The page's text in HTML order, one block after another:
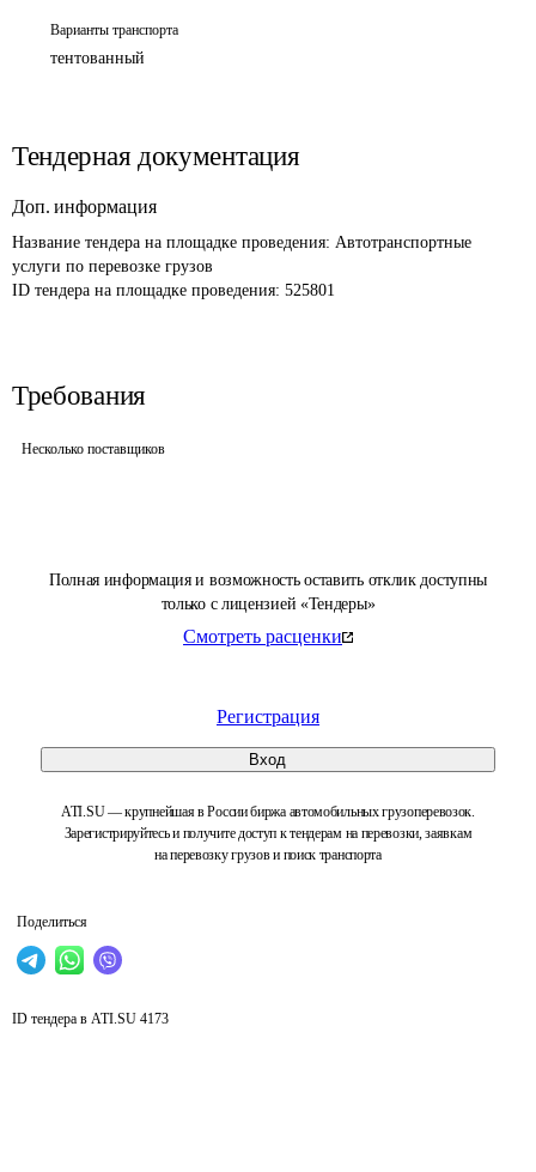
Полная информация и возможность оставить отклик доступны
только с лицензией «Тендеры»
Смотреть расценки
Регистрация
Вход
ATI.SU — крупнейшая в России биржа автомобильных грузоперевозок.
Зарегистрируйтесь и получите доступ к тендерам на перевозки, заявкам
на перевозку грузов и поиск транспорта
Поделиться
Варианты транспорта
тентованный
Тендерная документация
Доп. информация
Название тендера на площадке проведения: Автотранспортные
услуги по перевозке грузов
ID тендера на площадке проведения: 525801
Требования
Несколько поставщиков
ID тендера в ATI.SU 4173